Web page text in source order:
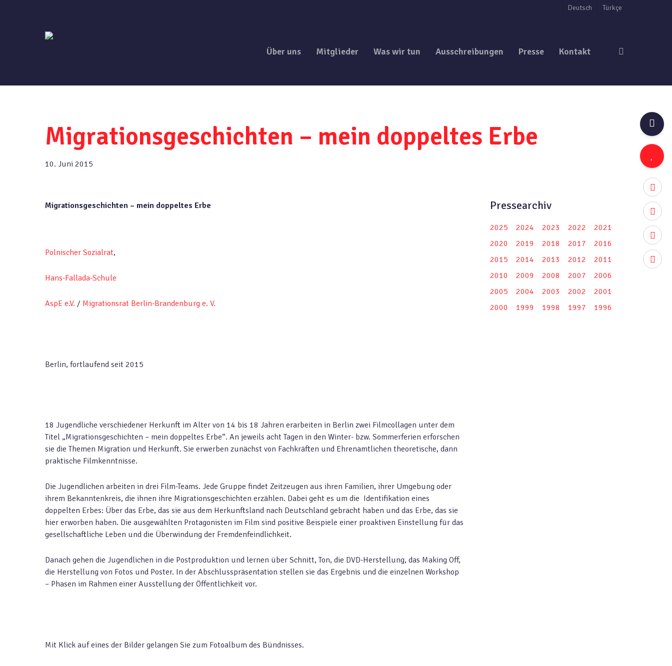
twitter
Deutsch Türkçe
Über uns Mitglieder Was wir tun Ausschreibungen Presse Kontakt
Migrationsgeschichten – mein doppeltes Erbe
10. Juni 2015
Migrationsgeschichten – mein doppeltes Erbe
Polnischer Sozialrat,
Hans-Fallada-Schule
AspE e.V. / Migrationsrat Berlin-Brandenburg e. V.
Berlin, fortlaufend seit 2015
18 Jugendliche verschiedener Herkunft im Alter von 14 bis 18 Jahren erarbeiten in Berlin zwei Filmcollagen unter dem
Titel „Migrationsgeschichten – mein doppeltes Erbe“. An jeweils acht Tagen in den Winter- bzw. Sommerferien erforschen
sie die Themen Migration und Herkunft. Sie erwerben zunächst von Fachkräften und Ehrenamtlichen theoretische, dann
praktische Filmkenntnisse.
Die Jugendlichen arbeiten in drei Film-Teams. Jede Gruppe findet Zeitzeugen aus ihren Familien, ihrer Umgebung oder
ihrem Bekanntenkreis, die ihnen ihre Migrationsgeschichten erzählen. Dabei geht es um die Identifikation eines
doppelten Erbes: Über das Erbe, das sie aus dem Herkunftsland nach Deutschland gebracht haben und das Erbe, das sie
hier erworben haben. Die ausgewählten Protagonisten im Film sind positive Beispiele einer proaktiven Einstellung für das
gesellschaftliche Leben und die Überwindung der Fremdenfeindlichkeit.
Danach gehen die Jugendlichen in die Postproduktion und lernen über Schnitt, Ton, die DVD-Herstellung, das Making Off,
die Herstellung von Fotos und Poster. In der Abschlusspräsentation stellen sie das Ergebnis und die einzelnen Workshop
– Phasen im Rahmen einer Ausstellung der Öffentlichkeit vor.
Mit Klick auf eines der Bilder gelangen Sie zum Fotoalbum des Bündnisses.
Pressearchiv
2025 2024 2023 2022
2021
2020
2019 2018 2017
2016
2015
2014 2013 2012
2011
2010
2009 2008 2007
2006
2005
2004 2003 2002
2001
2000
1999 1998 1997 1996